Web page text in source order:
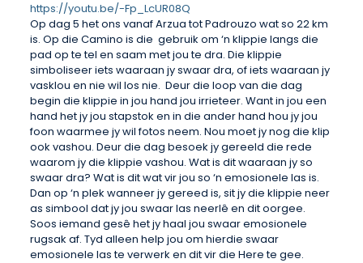
https://youtu.be/-Fp_LcUR08Q
Op dag 5 het ons vanaf Arzua tot Padrouzo wat so 22 km
is. Op die Camino is die gebruik om ‘n klippie langs die
pad op te tel en saam met jou te dra. Die klippie
simboliseer iets waaraan jy swaar dra, of iets waaraan jy
vasklou en nie wil los nie. Deur die loop van die dag
begin die klippie in jou hand jou irrieteer. Want in jou een
hand het jy jou stapstok en in die ander hand hou jy jou
foon waarmee jy wil fotos neem. Nou moet jy nog die klip
ook vashou. Deur die dag besoek jy gereeld die rede
waarom jy die klippie vashou. Wat is dit waaraan jy so
swaar dra? Wat is dit wat vir jou so ‘n emosionele las is.
Dan op ‘n plek wanneer jy gereed is, sit jy die klippie neer
as simbool dat jy jou swaar las neerlê en dit oorgee.
Soos iemand gesê het jy haal jou swaar emosionele
rugsak af. Tyd alleen help jou om hierdie swaar
emosionele las te verwerk en dit vir die Here te gee.